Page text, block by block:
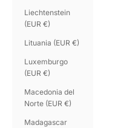
Liechtenstein
(EUR €)
Lituania (EUR €)
Luxemburgo
(EUR €)
Macedonia del
Norte (EUR €)
Madagascar